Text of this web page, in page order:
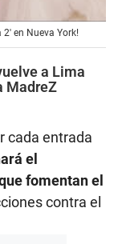
en Nueva York!
a Lima
MadreZ
cada entrada
el
fomentan el
contra el